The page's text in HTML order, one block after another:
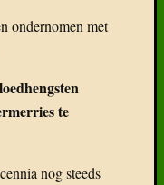
ondernomen met
te
nog steeds